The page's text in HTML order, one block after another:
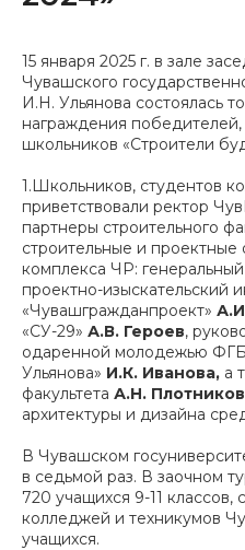
15 января 2025 г. в зале
Чувашского
И.Н. Ульянова состоялась
награждения
школьников «Строители
1.Школьников, студентов
приветствовали ректор
партнеры строительного
строительные и проектные
комплекса ЧР:
проектно-изыскательский
«Чувашгражданпроект»
«СУ-29» А.В. Героев,
одаренной молодежью
Ульянова» И.К. Иванова, а
факультета А.Н.
архитектуры и дизайна
В Чувашском
в седьмой раз. В заочном
720 учащихся 9-11 классов,
колледжей и техникумов
учащихся.